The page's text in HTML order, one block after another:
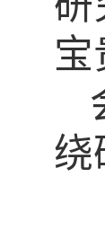
宝
绕